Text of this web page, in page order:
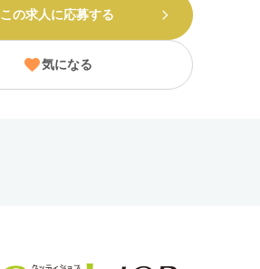
この求人に応募する
気になる